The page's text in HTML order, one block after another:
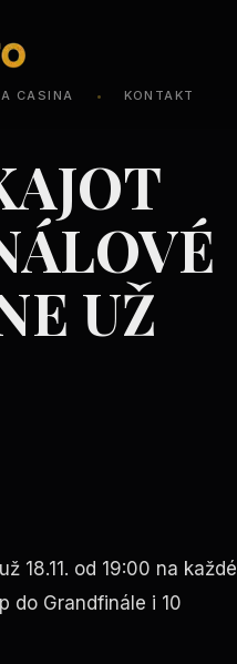
A CASINA • KONTAKT
UŽ
18.11. od 19:00 na každé
do Grandfinále i 10